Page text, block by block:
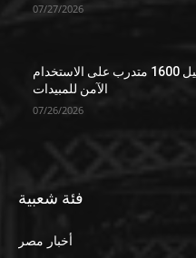
07/27/2026
الزراعة: تأهيل 1600 متدرب على الاستخدام
الآمن للمبيدات
07/26/2026
فئة شعبية
أخبار مصر